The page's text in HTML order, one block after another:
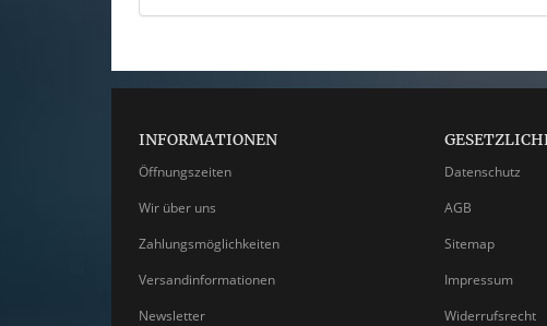
INFORMATIONEN
Öffnungszeiten
Wir über uns
Zahlungsmöglichkeiten
Versandinformationen
Newsletter
Datenschutz
AGB
Sitemap
Impressum
Widerrufsrecht